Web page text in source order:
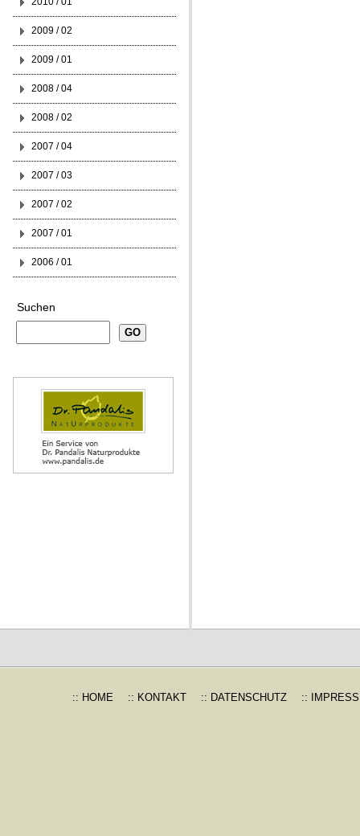
2009 / 02
2009 / 01
2008 / 04
2008 / 02
2007 / 04
2007 / 03
2007 / 02
2007 / 01
2006 / 01
Suchen
:: HOME :: KONTAKT :: DATENSCHUTZ ::